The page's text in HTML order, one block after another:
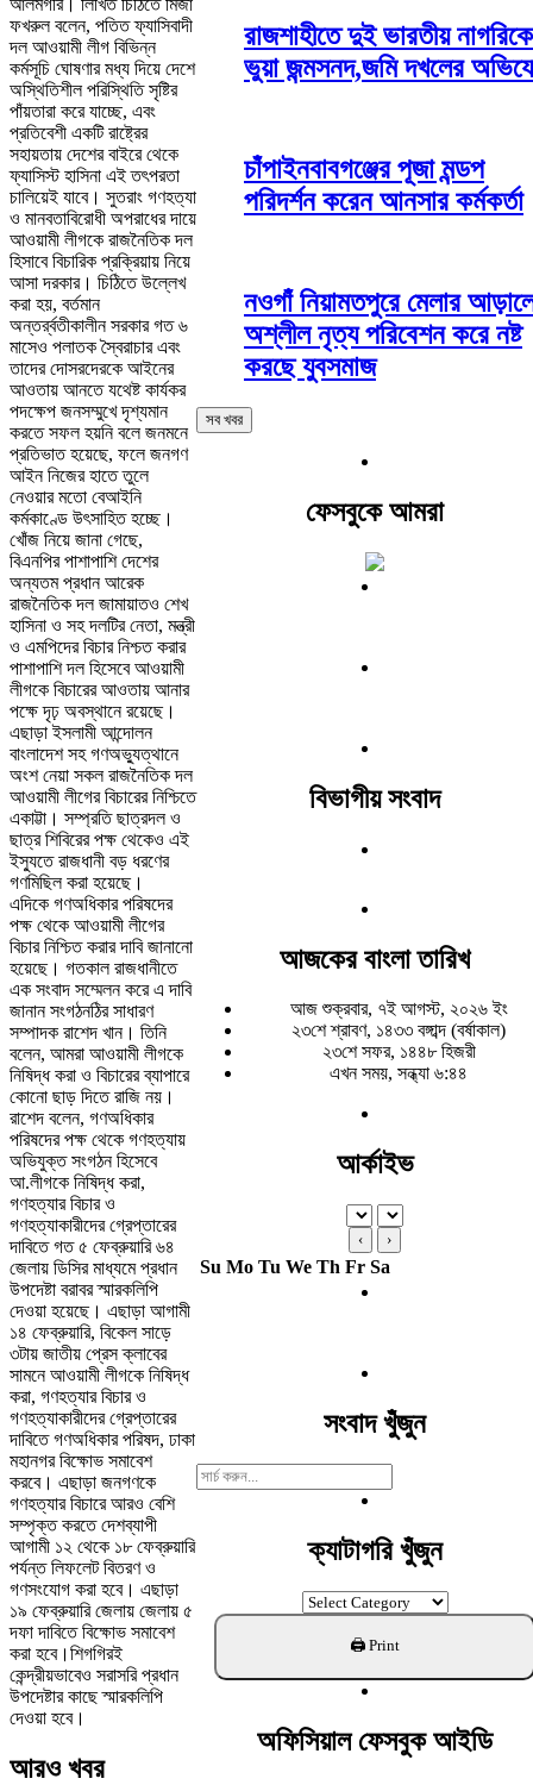
ফখরুল বলেন, পতিত ফ্যাসিবাদী
দল আওয়ামী লীগ বিভিন্ন
কর্মসূচি ঘোষণার মধ্য দিয়ে দেশে
অস্থিতিশীল পরিস্থিতি সৃষ্টির
পাঁয়তারা করে যাচ্ছে, এবং
প্রতিবেশী একটি রাষ্ট্রের
সহায়তায় দেশের বাইরে থেকে
ফ্যাসিস্ট হাসিনা এই তৎপরতা
চালিয়েই যাবে। সুতরাং গণহত্যা
ও মানবতাবিরোধী অপরাধের দায়ে
আওয়ামী লীগকে রাজনৈতিক দল
হিসাবে বিচারিক প্রক্রিয়ায় নিয়ে
আসা দরকার। চিঠিতে উল্লেখ
করা হয়, বর্তমান
অন্তর্র্বতীকালীন সরকার গত ৬
মাসেও পলাতক স্বৈরাচার এবং
তাদের দোসরদেরকে আইনের
আওতায় আনতে যথেষ্ট কার্যকর
পদক্ষেপ জনসম্মুখে দৃশ্যমান
করতে সফল হয়নি বলে জনমনে
প্রতিভাত হয়েছে, ফলে জনগণ
আইন নিজের হাতে তুলে
নেওয়ার মতো বেআইনি
কর্মকাণ্ডে উৎসাহিত হচ্ছে।
খোঁজ নিয়ে জানা গেছে,
বিএনপির পাশাপাশি দেশের
অন্যতম প্রধান আরেক
রাজনৈতিক দল জামায়াতও শেখ
হাসিনা ও সহ দলটির নেতা, মন্ত্রী
ও এমপিদের বিচার নিশ্চত করার
পাশাপাশি দল হিসেবে আওয়ামী
লীগকে বিচারের আওতায় আনার
পক্ষে দৃঢ় অবস্থানে রয়েছে।
এছাড়া ইসলামী আন্দোলন
বাংলাদেশ সহ গণঅভ্যুত্থানে
অংশ নেয়া সকল রাজনৈতিক দল
আওয়ামী লীগের বিচারের নিশ্চিতে
একাট্টা। সম্প্রতি ছাত্রদল ও
ছাত্র শিবিরের পক্ষ থেকেও এই
ইস্যুতে রাজধানী বড় ধরণের
গণমিছিল করা হয়েছে।
এদিকে গণঅধিকার পরিষদের
পক্ষ থেকে আওয়ামী লীগের
বিচার নিশ্চিত করার দাবি জানানো
হয়েছে। গতকাল রাজধানীতে
এক সংবাদ সম্মেলন করে এ দাবি
জানান সংগঠনঠির সাধারণ
সম্পাদক রাশেদ খান। তিনি
বলেন, আমরা আওয়ামী লীগকে
নিষিদ্ধ করা ও বিচারের ব্যাপারে
কোনো ছাড় দিতে রাজি নয়।
রাশেদ বলেন, গণঅধিকার
পরিষদের পক্ষ থেকে গণহত্যায়
অভিযুক্ত সংগঠন হিসেবে
আ.লীগকে নিষিদ্ধ করা,
গণহত্যার বিচার ও
গণহত্যাকারীদের গ্রেপ্তারের
দাবিতে গত ৫ ফেব্রুয়ারি ৬৪
জেলায় ডিসির মাধ্যমে প্রধান
উপদেষ্টা বরাবর স্মারকলিপি
দেওয়া হয়েছে। এছাড়া আগামী
১৪ ফেব্রুয়ারি, বিকেল সাড়ে
৩টায় জাতীয় প্রেস ক্লাবের
সামনে আওয়ামী লীগকে নিষিদ্ধ
করা, গণহত্যার বিচার ও
গণহত্যাকারীদের গ্রেপ্তারের
দাবিতে গণঅধিকার পরিষদ, ঢাকা
মহানগর বিক্ষোভ সমাবেশ
করবে। এছাড়া জনগণকে
গণহত্যার বিচারে আরও বেশি
সম্পৃক্ত করতে দেশব্যাপী
আগামী ১২ থেকে ১৮ ফেব্রুয়ারি
পর্যন্ত লিফলেট বিতরণ ও
গণসংযোগ করা হবে। এছাড়া
১৯ ফেব্রুয়ারি জেলায় জেলায় ৫
দফা দাবিতে বিক্ষোভ সমাবেশ
করা হবে।শিগগিরই
কেন্দ্রীয়ভাবেও সরাসরি প্রধান
উপদেষ্টার কাছে স্মারকলিপি
দেওয়া হবে।
আরও খবর
রাজশাহীতে দুই ভারতীয়
ভুয়া জন্মসনদ,জমি দখলের
চাঁপাইনবাবগঞ্জের পূজা মন্ডপ
পরিদর্শন করেন আনসার কর্মকর্তা
নওগাঁ নিয়ামতপুরে মেলার
অশ্লীল নৃত্য পরিবেশন করে নষ্ট
করছে যুবসমাজ
সব খবর
ফেসবুকে আমরা
বিভাগীয় সংবাদ
আজকের বাংলা তারিখ
আজ শুক্রবার, ৭ই আগস্ট, ২০২৬ ইং
২৩শে শ্রাবণ, ১৪৩৩ বঙ্গাব্দ (বর্ষাকাল)
২৩শে সফর, ১৪৪৮ হিজরী
এখন সময়, সন্ধ্যা ৬:৪৪
আর্কাইভ
‹ ›
Su Mo Tu We Th Fr Sa
সংবাদ খুঁজুন
Search
For:
ক্যাটাগরি খুঁজুন
ক্যাটাগরি
খুঁজুন
অফিসিয়াল ফেসবুক আইডি